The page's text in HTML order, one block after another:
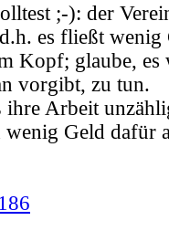
;-): der
es fließt
Kopf; glaube, es
vorgibt, zu tun.
ihre Arbeit
wenig Geld dafür